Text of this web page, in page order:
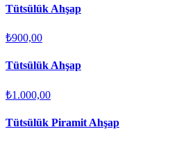
Tütsülük Ahşap
₺900,00
Tütsülük Ahşap
₺1.000,00
Tütsülük Piramit Ahşap